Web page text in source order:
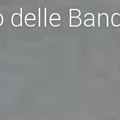
delle